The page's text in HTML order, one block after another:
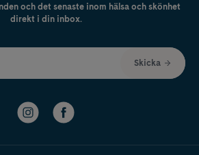
och det senaste inom hälsa och skönhet
direkt i din inbox.
Skicka